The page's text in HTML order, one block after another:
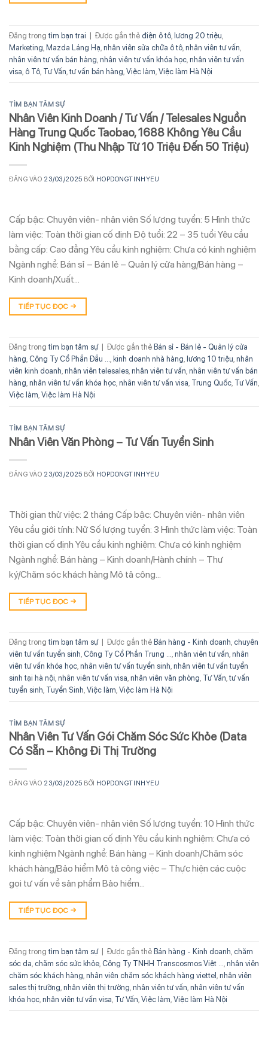
Đăng trong tìm bạn trai | Được gắn thẻ điện ô tô lương 20 triệu
Marketing Mazda Láng Hạ nhân viên sửa chữa ô tô nhân viên tư vấn
nhân viên tư vấn bán hàng nhân viên tư vấn khóa học nhân viên tư vấn
visa ô Tô Tư Vấn tư vấn bán hàng Việc làm Việc làm Hà Nội
TÌM BẠN TÂM SỰ
Nhân Viên Kinh Doanh / Tư Vấn / Telesales Nguồn
Hàng Trung Quốc Taobao, 1688 Không Yêu Cầu
Kinh Nghiệm (Thu Nhập Từ 10 Triệu Đến 50 Triệu)
ĐĂNG VÀO 23/03/2025 BỞI HOPDONGTINHYEU
Cấp bậc: Chuyên viên- nhân viên Số lượng tuyển: 5 Hình thức
làm việc: Toàn thời gian cố định Độ tuổi: 22 – 35 tuổi Yêu cầu
bằng cấp: Cao đẳng Yêu cầu kinh nghiệm: Chưa có kinh nghiệm
Ngành nghề: Bán sỉ – Bán lẻ – Quản lý cửa hàng/Bán hàng –
Kinh doanh/Xuất…
TIẾP TỤC ĐỌC →
Đăng trong tìm bạn tâm sự Được gắn thẻ Bán sỉ - Bán lẻ - Quản lý cửa
hàng, Công Ty Cổ Phần Đầu ..., kinh doanh nhà hàng, lương 10 triệu, nhân
viên kinh doanh, nhân viên telesales, nhân viên tư vấn, nhân viên tư vấn bán
hàng, nhân viên tư vấn khóa học, nhân viên tư vấn visa, Trung Quốc, Tư Vấn,
Việc làm, Việc làm Hà Nội
TÌM BẠN TÂM SỰ
Nhân Viên Văn Phòng – Tư Vấn Tuyển Sinh
ĐĂNG VÀO 23/03/2025 BỞI HOPDONGTINHYEU
Thời gian thử việc: 2 tháng Cấp bậc: Chuyên viên- nhân viên
Yêu cầu giới tính: Nữ Số lượng tuyển: 3 Hình thức làm việc: Toàn
thời gian cố định Yêu cầu kinh nghiệm: Chưa có kinh nghiệm
Ngành nghề: Bán hàng – Kinh doanh/Hành chính – Thư
ký/Chăm sóc khách hàng Mô tả công…
TIẾP TỤC ĐỌC →
Đăng trong tìm bạn tâm sự Được gắn thẻ Bán hàng - Kinh doanh chuyên
viên tư vấn tuyển sinh Công Ty Cổ Phần Trung ... nhân viên tư vấn nhân
viên tư vấn khóa học nhân viên tư vấn tuyển sinh nhân viên tư vấn tuyển
sinh tại hà nội nhân viên tư vấn visa nhân viên văn phòng Tư Vấn tư vấn
tuyển sinh Tuyển Sinh Việc làm Việc làm Hà Nội
TÌM BẠN TÂM SỰ
Nhân Viên Tư Vấn Gói Chăm Sóc Sức Khỏe (Data
Có Sẵn – Không Đi Thị Trường
ĐĂNG VÀO 23/03/2025 BỞI HOPDONGTINHYEU
Cấp bậc: Chuyên viên- nhân viên Số lượng tuyển: 10 Hình thức
làm việc: Toàn thời gian cố định Yêu cầu kinh nghiệm: Chưa có
kinh nghiệm Ngành nghề: Bán hàng – Kinh doanh/Chăm sóc
khách hàng/Bảo hiểm Mô tả công việc – Thực hiện các cuộc
gọi tư vấn về sản phẩm Bảo hiểm…
TIẾP TỤC ĐỌC →
Đăng trong tìm bạn tâm sự | Được gắn thẻ Bán hàng - Kinh doanh chăm
sóc da chăm sóc sức khỏe Công Ty TNHH Transcosmos Việt ...
nhân viên
chăm sóc khách hàng nhân viên chăm sóc khách hàng viettel nhân viên
sales thị trường nhân viên thị trường nhân viên tư vấn nhân viên tư vấn
khóa học nhân viên tư vấn visa Tư Vấn Việc làm Việc làm Hà Nội